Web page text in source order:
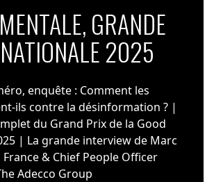
GRANDE
2025
enquête : Comment les
ils contre la désinformation ? |
du Grand Prix de la Good
| La grande interview de Marc
France & Chief People Officer
Adecco Group